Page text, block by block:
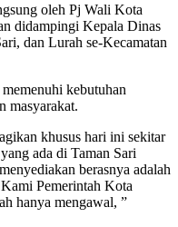
oleh Pj Wali Kota
didampingi Kepala Dinas
dan Lurah se-Kecamatan
kebutuhan
masyarakat.
khusus hari ini sekitar
ada di Taman Sari
berasnya adalah
Pemerintah Kota
hanya mengawal, ”